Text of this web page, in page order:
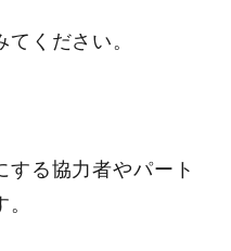
ください。
る協力者やパート